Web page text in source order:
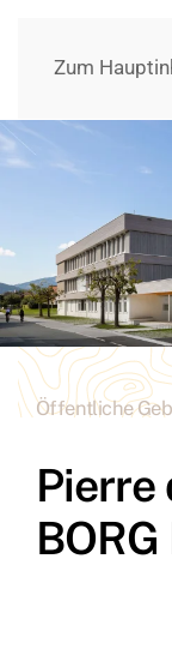
Zum
Öffentliche
Pierre